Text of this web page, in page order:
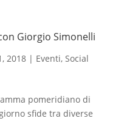
Giorgio Simonelli
2018| Eventi, Social
pomeridiano di
sfide tra diverse